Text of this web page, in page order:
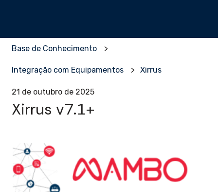
Base de Conhecimento
Integração com Equipamentos Xirrus
21 de outubro de 2025
Xirrus v7.1+